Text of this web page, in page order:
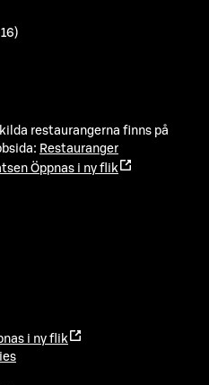
restaurangerna finns på
Restauranger
Öppnas i ny flik
i ny flik